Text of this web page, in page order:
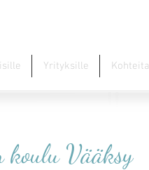
Yrityksille Kohteita
koulu Vääksy